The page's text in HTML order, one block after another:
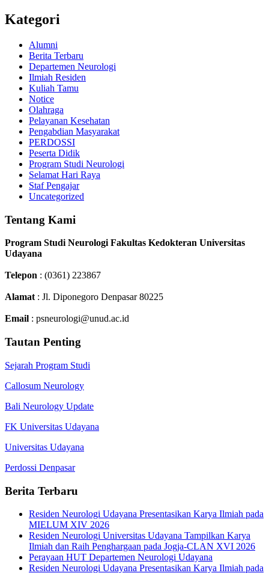
Kategori
Alumni
Berita Terbaru
Departemen Neurologi
Ilmiah Residen
Kuliah Tamu
Notice
Olahraga
Pelayanan Kesehatan
Pengabdian Masyarakat
PERDOSSI
Peserta Didik
Program Studi Neurologi
Selamat Hari Raya
Staf Pengajar
Uncategorized
Tentang Kami
Program Studi Neurologi Fakultas Kedokteran Universitas
Udayana
Telepon : (0361) 223867
Alamat : Jl. Diponegoro Denpasar 80225
Email : psneurologi@unud.ac.id
Tautan Penting
Sejarah Program Studi
Callosum Neurology
Bali Neurology Update
FK Universitas Udayana
Universitas Udayana
Perdossi Denpasar
Berita Terbaru
Residen Neurologi Udayana Presentasikan Karya Ilmiah pada
MIELUM XIV 2026
Residen Neurologi Universitas Udayana Tampilkan Karya
Ilmiah dan Raih Penghargaan pada Jogja-CLAN XVI 2026
Perayaan HUT Departemen Neurologi Udayana
Residen Neurologi Udayana Presentasikan Karya Ilmiah pada